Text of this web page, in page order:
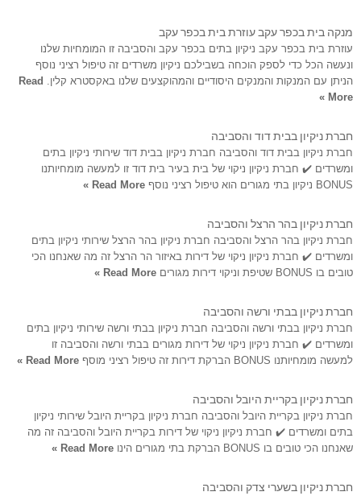
מנקה בית בכפר עקב עוזרת בית בכפר עקב
עוזרת בית בכפר עקב ניקיון בתים בכפר עקב והסביבה זו המומחיות שלנו
ונעשה הכל כדי לספק הוכחה בשבילכם ניקיון משרדים זה טיפול רציני נוסף
הניתן עם המנקות והמנקים היסודיים והמהוקצעים שלנו באקסטרא קלין. Read
More »
חברת ניקיון בבית דוד והסביבה
חברת ניקיון בבית דוד והסביבה חברת ניקיון בבית דוד שירותי ניקיון בתים
ומשרדים ✔️ חברת ניקיון ניקוי של בית בעיר בית דוד זו למעשה מומחיותנו
BONUS ניקיון בתי מגורים הוא טיפול רציני נוסף
Read More »
חברת ניקיון בהר הרצל והסביבה
חברת ניקיון בהר הרצל והסביבה חברת ניקיון בהר הרצל שירותי ניקיון בתים
ומשרדים ✔️ חברת ניקיון ניקוי של דירות באיזור הר הרצל זה מה שאנחנו הכי
טובים בו BONUS שטיפת וניקוי דירות מגורים
Read More »
חברת ניקיון בבתי ורשה והסביבה
חברת ניקיון בבתי ורשה והסביבה חברת ניקיון בבתי ורשה שירותי ניקיון בתים
ומשרדים ✔️ חברת ניקיון ניקוי של דירות מגורים בבתי ורשה והסביבה זו
למעשה מומחיותנו BONUS הברקת דירות זה טיפול רציני מוסף
Read More »
חברת ניקיון בקריית היובל והסביבה
חברת ניקיון בקריית היובל והסביבה חברת ניקיון בקריית היובל שירותי ניקיון
בתים ומשרדים ✔️ חברת ניקיון ניקוי של דירות בקריית היובל והסביבה זה מה
שאנחנו הכי טובים בו BONUS הברקת בתי מגורים הינו
Read More »
חברת ניקיון בשערי צדק והסביבה